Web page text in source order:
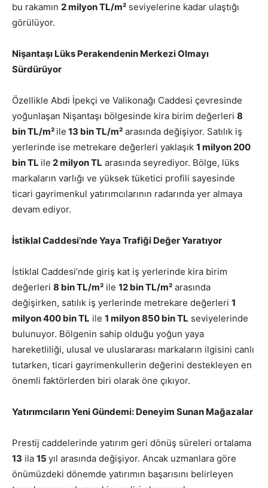
bu rakamın 2 milyon TL/m² seviyelerine kadar ulaştığı
görülüyor.
Nişantaşı Lüks Perakendenin Merkezi Olmayı
Sürdürüyor
Özellikle Abdi İpekçi ve Valikonağı Caddesi çevresinde
yoğunlaşan Nişantaşı bölgesinde kira birim değerleri 8
bin TL/m² ile 13 bin TL/m² arasında değişiyor. Satılık iş
yerlerinde ise metrekare değerleri yaklaşık 1 milyon 200
bin TL ile 2 milyon TL arasında seyrediyor. Bölge, lüks
markaların varlığı ve yüksek tüketici profili sayesinde
ticari gayrimenkul yatırımcılarının radarında yer almaya
devam ediyor.
İstiklal Caddesi’nde Yaya Trafiği Değer Yaratıyor
İstiklal Caddesi’nde giriş kat iş yerlerinde kira birim
değerleri 8 bin TL/m² ile 12 bin TL/m² arasında
değişirken, satılık iş yerlerinde metrekare değerleri 1
milyon 400 bin TL ile 1 milyon 850 bin TL seviyelerinde
bulunuyor. Bölgenin sahip olduğu yoğun yaya
hareketliliği, ulusal ve uluslararası markaların ilgisini canlı
tutarken, ticari gayrimenkullerin değerini destekleyen en
önemli faktörlerden biri olarak öne çıkıyor.
Yatırımcıların Yeni Gündemi: Deneyim Sunan Mağazalar
Prestij caddelerinde yatırım geri dönüş süreleri ortalama
13 ila 15 yıl arasında değişiyor. Ancak uzmanlara göre
önümüzdeki dönemde yatırımın başarısını belirleyen